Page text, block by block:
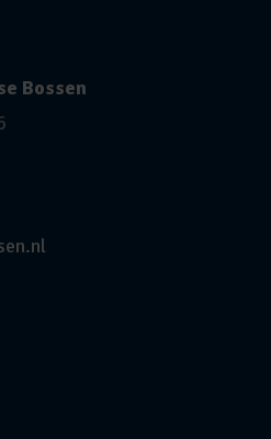
Bossen